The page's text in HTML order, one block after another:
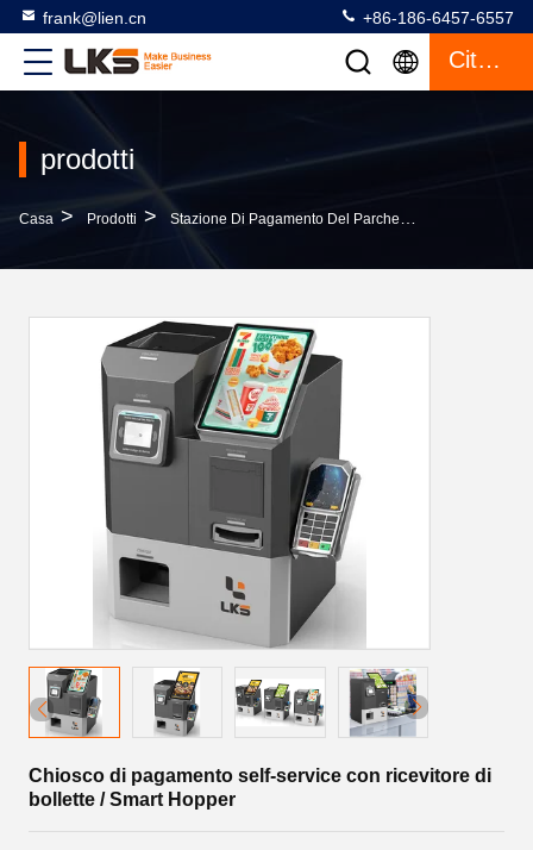
frank@lien.cn +86-186-6457-6557
Citazione
prodotti
Casa > Prodotti > Stazione Di Pagamento Del Parcheggio
Chiosco di pagamento self-service con ricevitore di
bollette / Smart Hopper